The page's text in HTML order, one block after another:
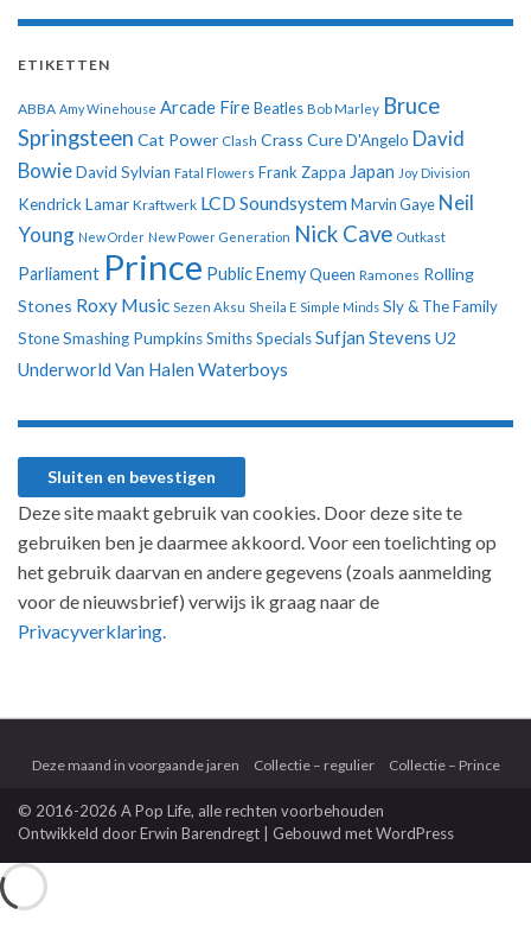
ETIKETTEN
ABBA Amy Winehouse Arcade Fire Beatles Bob Marley Bruce
Springsteen Cat Power Clash Crass CureD'Angelo David
BowieDavid Sylvian Fatal Flowers Frank Zappa Japan Joy Division
Kendrick Lamar Kraftwerk LCD Soundsystem Marvin Gaye Neil
Young New Order New Power Generation Nick Cave Outkast
Parliament Prince Public EnemyQueen Ramones Rolling
Stones Roxy Music Sezen Aksu Sheila E Simple Minds Sly & The Family
StoneSmashing PumpkinsSmithsSpecialsSufjan Stevens U2
Underworld Van Halen Waterboys
Deze site maakt gebruik van cookies. Door deze site te
gebruiken ben je daarmee akkoord. Voor een toelichting op
het gebruik daarvan en andere gegevens (zoals aanmelding
voor de nieuwsbrief) verwijs ik graag naar de
Privacyverklaring.
Deze maand in voorgaande jaren Collectie – regulier Collectie – Prince
© 2016-2026 A Pop Life, alle rechten voorbehouden
Ontwikkeld doorErwin Barendregt | Gebouwd metWordPress